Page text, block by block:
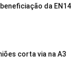
da EN14
corta via na A3